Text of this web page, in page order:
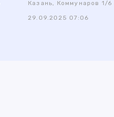
Казань, Коммунаров 1/6
29.09.2025 07:06